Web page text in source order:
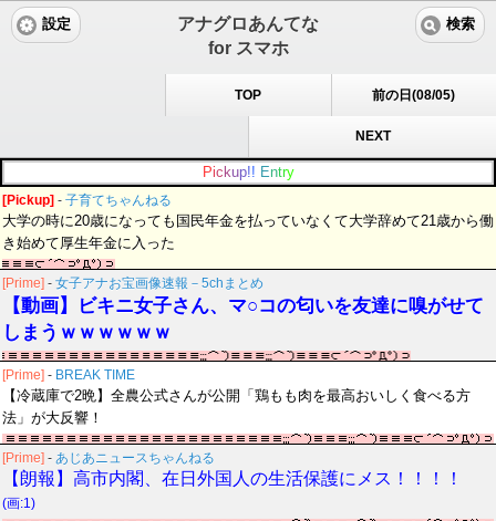
アナグロあんてな
for スマホ
設定 検索
TOP 前の日(08/05)
NEXT
Pic kup!! Entry
[Pickup] - 子育てちゃんねる
大学の時に20歳になっても国民年金を払っていなくて大学辞めて21歳から働
き始めて厚生年金に入った
[Prime] - 女子アナお宝画像速報－5chまとめ
【動画】ビキニ女子さん、マ○コの匂いを友達に嗅がせて
しまうｗｗｗｗｗｗ
[Prime] - BREAK TIME
【冷蔵庫で2晩】全農公式さんが公開「鶏もも肉を最高おいしく食べる方
法」が大反響！
[Prime] - あじあニュースちゃんねる
【朗報】高市内閣、在日外国人の生活保護にメス！！！！
(画:1)